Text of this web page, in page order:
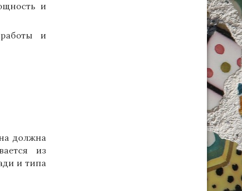
и
и
должна
из
и типа